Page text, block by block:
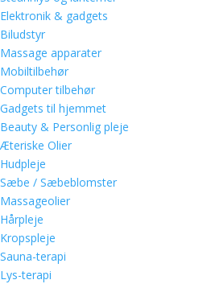
Elektronik & gadgets
Biludstyr
Massage apparater
Mobiltilbehør
Computer tilbehør
Gadgets til hjemmet
Beauty & Personlig pleje
Æteriske Olier
Hudpleje
Sæbe / Sæbeblomster
Massageolier
Hårpleje
Kropspleje
Sauna-terapi
Lys-terapi